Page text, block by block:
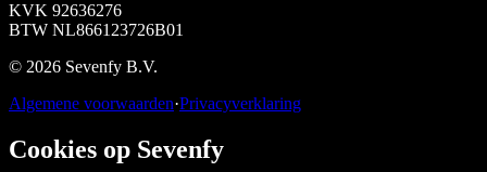
KVK 92636276
BTW NL866123726B01
© 2026 Sevenfy B.V.
Algemene voorwaarden·Privacyverklaring
Cookies op Sevenfy